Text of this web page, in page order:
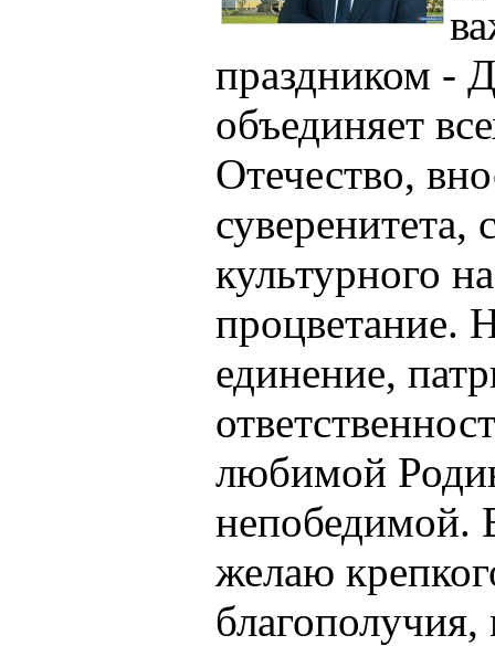
праздником -
объединяет
Отечество,
суверенитета,
культурного
процветание.
единение,
любимой
непобедимой.
желаю